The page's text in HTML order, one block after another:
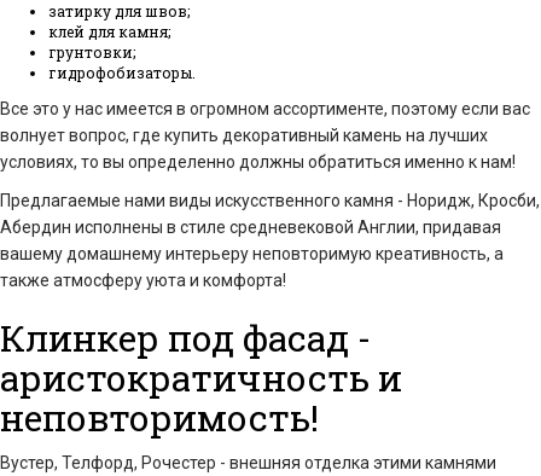
затирку для швов;
клей для камня;
грунтовки;
гидрофобизаторы.
Все это у нас имеется в огромном ассортименте, поэтому если вас
волнует вопрос, где купить декоративный камень на лучших
условиях, то вы определенно должны обратиться именно к нам!
Предлагаемые нами виды искусственного камня - Норидж, Кросби,
Абердин исполнены в стиле средневековой Англии, придавая
вашему домашнему интерьеру неповторимую креативность, а
также атмосферу уюта и комфорта!
Клинкер под фасад -
аристократичность и
неповторимость!
Вустер, Телфорд, Рочестер - внешняя отделка этими камнями